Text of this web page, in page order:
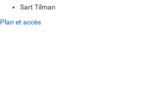
Sart Tilman
Plan et accès